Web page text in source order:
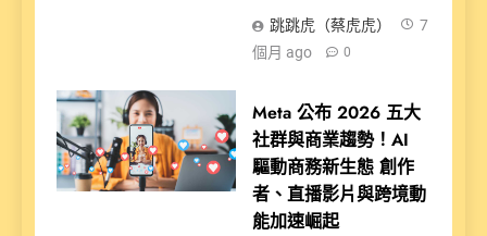
跳跳虎（蔡虎虎）
7
個月 ago
0
Meta 公布 2026 五大
社群與商業趨勢！AI
驅動商務新生態 創作
者、直播影片與跨境動
能加速崛起